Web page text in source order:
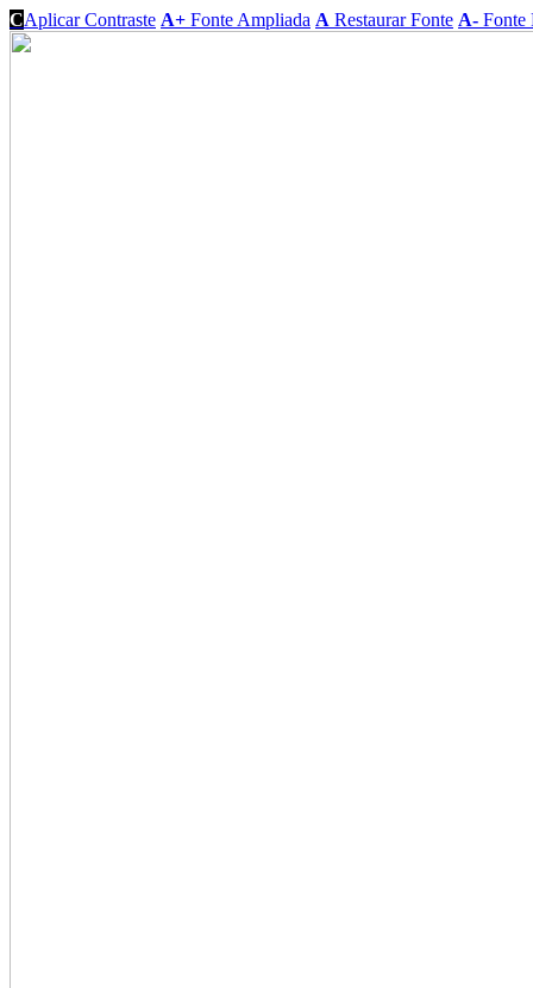
CAplicar Contraste A+ Fonte Ampliada A Restaurar Fonte A- Fonte